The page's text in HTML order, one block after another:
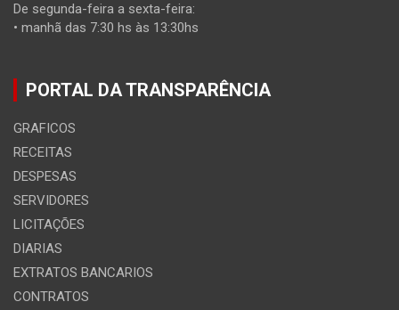
De segunda-feira a sexta-feira:
• manhã das 7:30 hs às 13:30hs
PORTAL DA TRANSPARÊNCIA
GRAFICOS
RECEITAS
DESPESAS
SERVIDORES
LICITAÇÕES
DIARIAS
EXTRATOS BANCARIOS
CONTRATOS